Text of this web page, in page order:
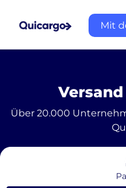
Mit
Über 20.000